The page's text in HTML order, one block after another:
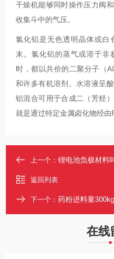
干燥机能够同时操作压力阀
收集斗中的气压。
氯化铝是无色透明晶体或白
末。氯化铝的蒸气或溶于非
时，都以共价的二聚分子（
和许多有机溶剂。水溶液呈
铝混合可用于合成二（芳烃
就是通过特定金属卤化物经由
上一个： 锂电池负极材料
返回列表
下一个： 药粉进料量
在线